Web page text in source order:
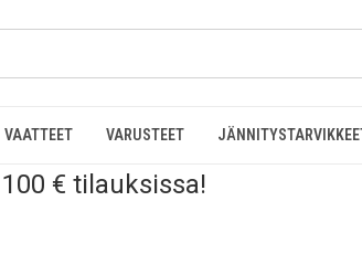
VAATTEET VARUSTEET
€ tilauksissa!